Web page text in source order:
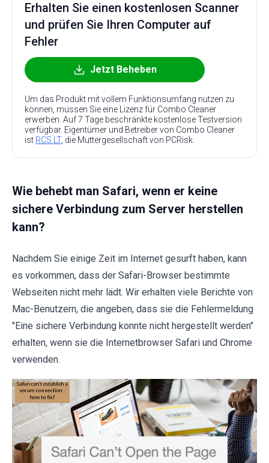
Erhalten Sie einen kostenlosen Scanner
und prüfen Sie Ihren Computer auf
Fehler
Jetzt Beheben
Um das Produkt mit vollem Funktionsumfang nutzen zu
können, müssen Sie eine Lizenz für Combo Cleaner
erwerben. Auf 7 Tage beschränkte kostenlose Testversion
verfügbar. Eigentümer und Betreiber von Combo Cleaner
ist RCS LT, die Muttergesellschaft von PCRisk.
Wie behebt man Safari, wenn er keine
sichere Verbindung zum Server herstellen
kann?
Nachdem Sie einige Zeit im Internet gesurft haben, kann
es vorkommen, dass der Safari-Browser bestimmte
Webseiten nicht mehr lädt. Wir erhalten viele Berichte von
Mac-Benutzern, die angeben, dass sie die Fehlermeldung
"Eine sichere Verbindung konnte nicht hergestellt werden"
erhalten, wenn sie die Internetbrowser Safari und Chrome
verwenden.